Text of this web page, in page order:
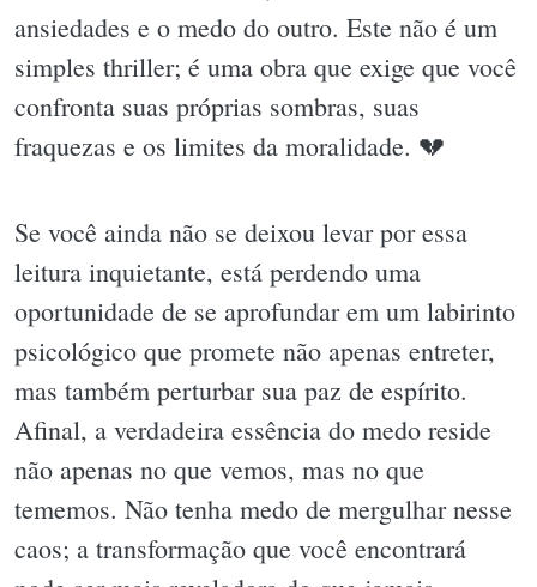
ansiedades e o medo do outro. Este não é um
simples thriller; é uma obra que exige que você
confronta suas próprias sombras, suas
fraquezas e os limites da moralidade. 💔
Se você ainda não se deixou levar por essa
leitura inquietante, está perdendo uma
oportunidade de se aprofundar em um labirinto
psicológico que promete não apenas entreter,
mas também perturbar sua paz de espírito.
Afinal, a verdadeira essência do medo reside
não apenas no que vemos, mas no que
tememos. Não tenha medo de mergulhar nesse
caos; a transformação que você encontrará